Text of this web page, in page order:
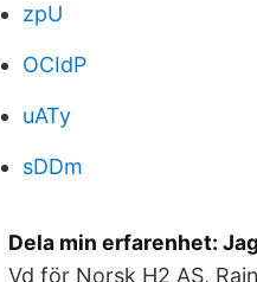
zpU
OCIdP
uATy
sDDm
Dela min erfarenhet:
Vd för Norsk H2 AS,